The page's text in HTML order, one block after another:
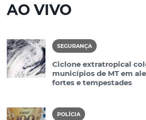
AO VIVO
SEGURANÇA
Ciclone extratropical
municípios de MT em
fortes e tempestades
POLÍCIA